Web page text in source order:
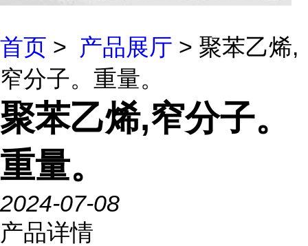
首页 > 产品展厅 > 聚苯乙烯,
窄分子。重量。
聚苯乙烯,窄分子。
重量。
2024-07-08
产品详情